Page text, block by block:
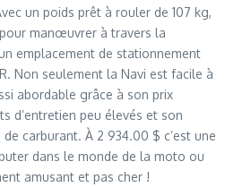
un poids prêt à rouler de 107 kg,
manœuvrer à travers la
emplacement de stationnement
Non seulement la Navi est facile à
abordable grâce à son prix
d’entretien peu élevés et son
carburant. À 2 934.00 $ c’est une
dans le monde de la moto ou
amusant et pas cher !